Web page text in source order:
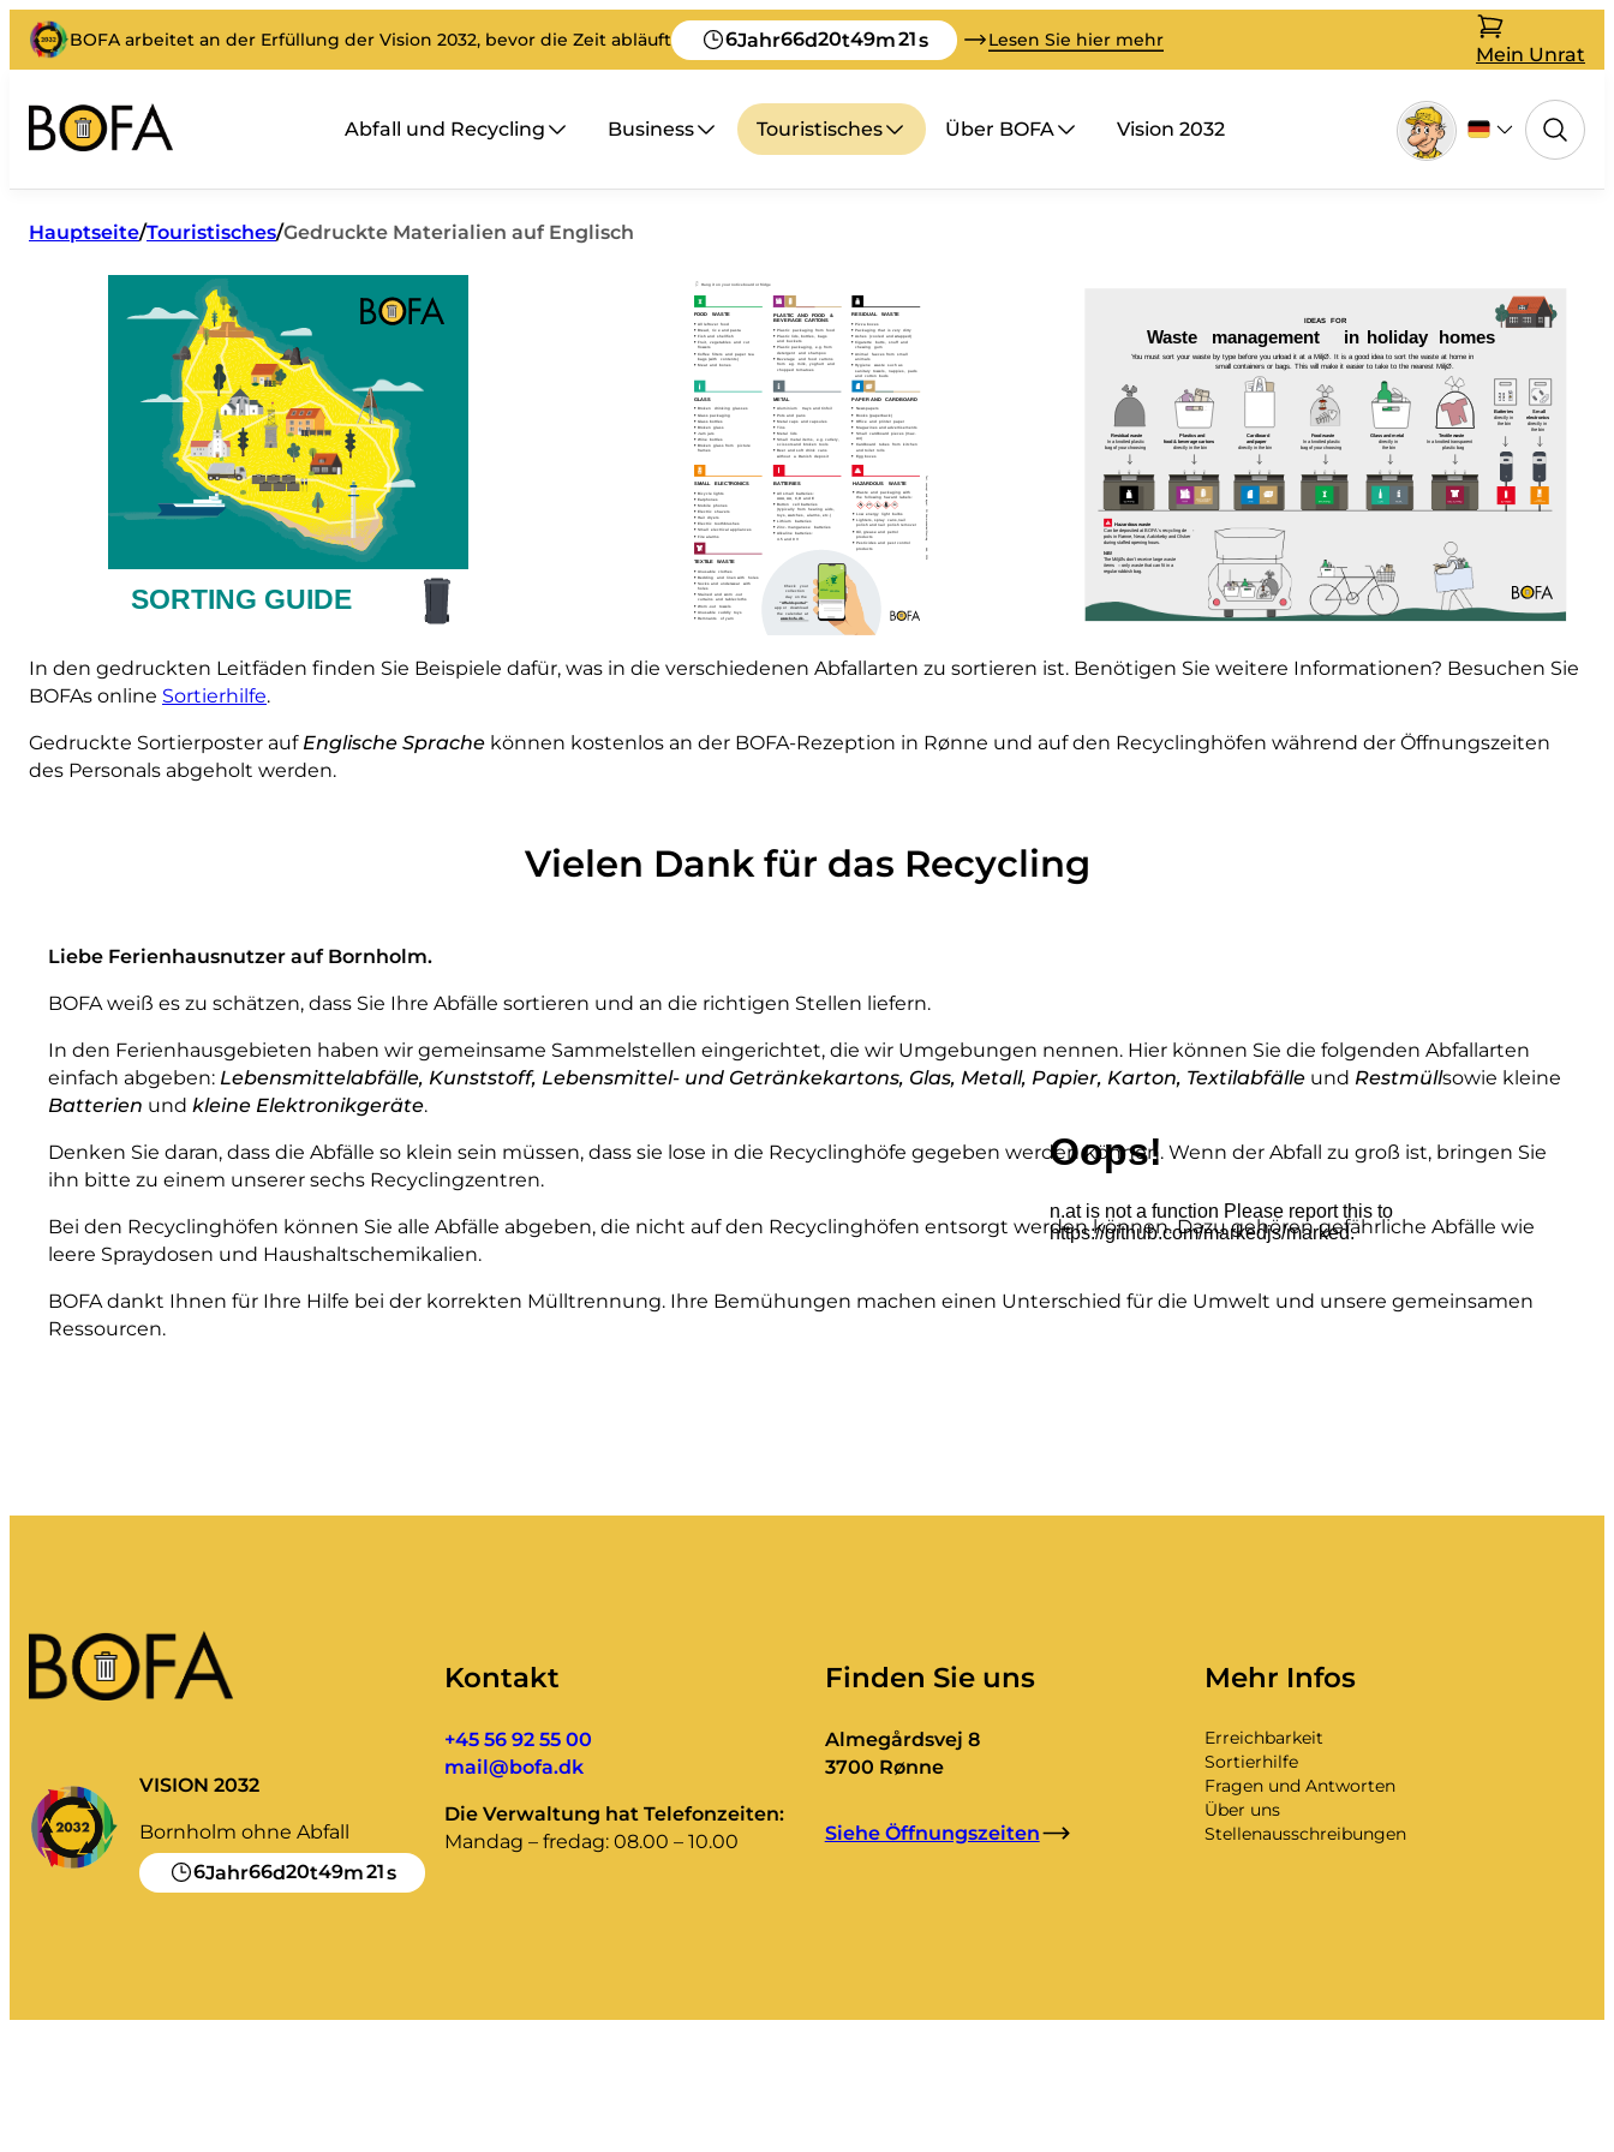
BOFA arbeitet an der Erfüllung der Vision 2032, bevor die Zeit abläuft 6Jahr66d20t49m21s Lesen Sie hier mehr
Mein Unrat
Abfall und Recycling Business Touristisches Über BOFA Vision 2032
Hauptseite/Touristisches/Gedruckte Materialien auf Englisch
In den gedruckten Leitfäden finden Sie Beispiele dafür, was in die verschiedenen Abfallarten zu sortieren ist. Benötigen Sie weitere Informationen? Besuchen Sie
BOFAs online Sortierhilfe.
Gedruckte Sortierposter auf Englische Sprache können kostenlos an der BOFA-Rezeption in Rønne und auf den Recyclinghöfen während der Öffnungszeiten
des Personals abgeholt werden.
Vielen Dank für das Recycling
Liebe Ferienhausnutzer auf Bornholm.
BOFA weiß es zu schätzen, dass Sie Ihre Abfälle sortieren und an die richtigen Stellen liefern.
In den Ferienhausgebieten haben wir gemeinsame Sammelstellen eingerichtet, die wir Umgebungen nennen. Hier können Sie die folgenden Abfallarten
einfach abgeben: Lebensmittelabfälle, Kunststoff, Lebensmittel- und Getränkekartons, Glas, Metall, Papier, Karton, Textilabfälle und Restmüllsowie kleine
Batterien und kleine Elektronikgeräte.
Denken Sie daran, dass die Abfälle so klein sein müssen, dass sie lose in die Recyclinghöfe gegeben werden können. Wenn der Abfall zu groß ist, bringen Sie
ihn bitte zu einem unserer sechs Recyclingzentren.
Bei den Recyclinghöfen können Sie alle Abfälle abgeben, die nicht auf den Recyclinghöfen entsorgt werden können. Dazu gehören gefährliche Abfälle wie
leere Spraydosen und Haushaltschemikalien.
BOFA dankt Ihnen für Ihre Hilfe bei der korrekten Mülltrennung. Ihre Bemühungen machen einen Unterschied für die Umwelt und unsere gemeinsamen
Ressourcen.
VISION 2032
Bornholm ohne Abfall
6Jahr66d20t49m21s
Kontakt
+45 56 92 55 00
mail@bofa.dk
Die Verwaltung hat Telefonzeiten:
Mandag – fredag: 08.00 – 10.00
Finden Sie uns
Almegårdsvej 8
3700 Rønne
Siehe Öffnungszeiten
Mehr Infos
Erreichbarkeit
Sortierhilfe
Fragen und Antworten
Über uns
Stellenausschreibungen